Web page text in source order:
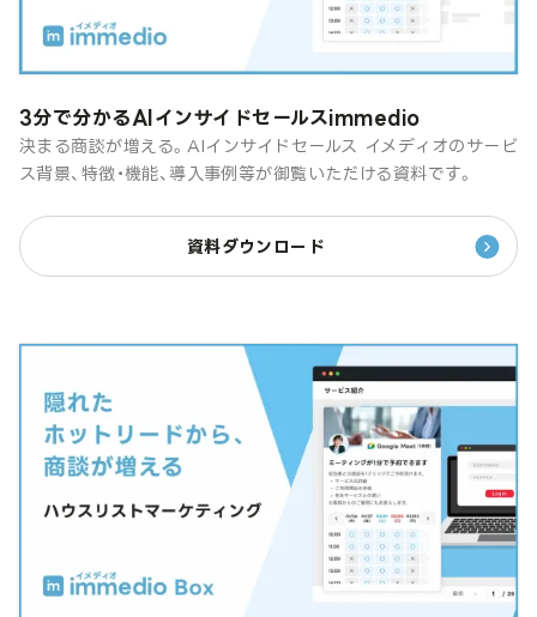
3分で分かるAIインサイドセールスimmedio
決まる商談が増える。AIインサイドセールス イメディオのサービ
ス背景、特徴・機能、導入事例等が御覧いただける資料です。
資料ダウンロード